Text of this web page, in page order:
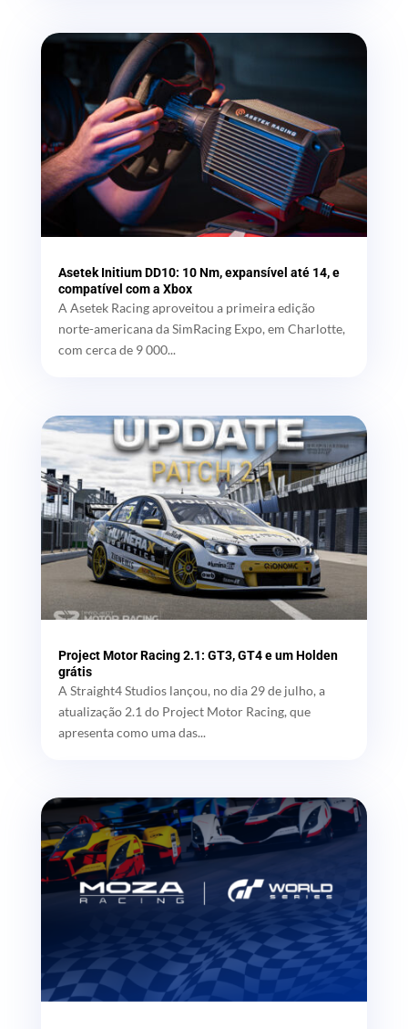
Asetek Initium DD10: 10 Nm, expansível até 14, e
compatível com a Xbox
A Asetek Racing aproveitou a primeira edição
norte-americana da SimRacing Expo, em Charlotte,
com cerca de 9 000...
Project Motor Racing 2.1: GT3, GT4 e um Holden
grátis
A Straight4 Studios lançou, no dia 29 de julho, a
atualização 2.1 do Project Motor Racing, que
apresenta como uma das...